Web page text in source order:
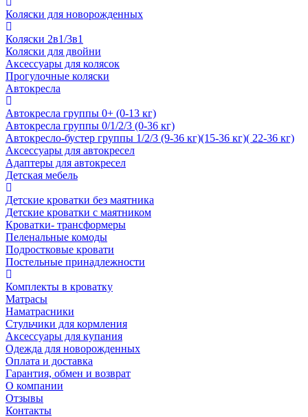
Коляски для новорожденных
Коляски 2в1/3в1
Коляски для двойни
Аксессуары для колясок
Прогулочные коляски
Автокресла
Автокресла группы 0+ (0-13 кг)
Автокресла группы 0/1/2/3 (0-36 кг)
Автокресло-бустер группы 1/2/3 (9-36 кг)(15-36 кг)( 22-36 кг)
Аксессуары для автокресел
Адаптеры для автокресел
Детская мебель
Детские кроватки без маятника
Детские кроватки с маятником
Кроватки- трансформеры
Пеленальные комоды
Подростковые кровати
Постельные принадлежности
Комплекты в кроватку
Матрасы
Наматрасники
Стульчики для кормления
Аксессуары для купания
Одежда для новорожденных
Оплата и доставка
Гарантия, обмен и возврат
О компании
Отзывы
Контакты